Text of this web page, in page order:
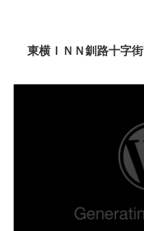
東横ＩＮＮ釧路十字街